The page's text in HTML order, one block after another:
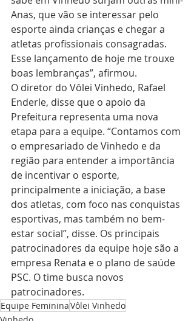
Anas, que vão se interessar pelo
esporte ainda crianças e chegar a
atletas profissionais consagradas.
Esse lançamento de hoje me trouxe
boas lembranças”, afirmou.
O diretor do Vôlei Vinhedo, Rafael
Enderle, disse que o apoio da
Prefeitura representa uma nova
etapa para a equipe. “Contamos com
o empresariado de Vinhedo e da
região para entender a importância
de incentivar o esporte,
principalmente a iniciação, a base
dos atletas, com foco nas conquistas
esportivas, mas também no bem-
estar social”, disse. Os principais
patrocinadores da equipe hoje são a
empresa Renata e o plano de saúde
PSC. O time busca novos
patrocinadores.
Equipe FemininaVôlei Vinhedo